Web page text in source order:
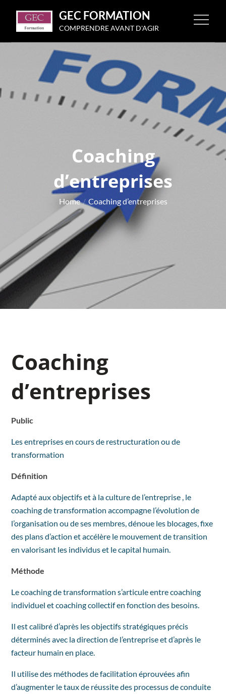
content
GEC FORMATION
COMPRENDRE AVANT D'AGIR
Coaching
d’entreprises
Home Coaching d’entreprises
Coaching
d’entreprises
Public
Les entreprises en cours de restructuration ou de
transformation
Définition
Adapté aux objectifs et à la culture de l’entreprise , le
coaching de transformation accompagne l’évolution de
l’organisation ou de ses membres, dénoue les blocages, fixe
des plans d’action et accélère le mouvement de transition
en valorisant les individus et le capital humain.
Méthode
Le coaching de transformation s’articule entre coaching
individuel et coaching collectif en fonction des besoins.
Il est calibré d’après les objectifs stratégiques précis
déterminés avec la direction de l’entreprise et d’après le
facteur humain en place.
Il utilise des méthodes de facilitation éprouvées afin
d’augmenter le taux de réussite des processus de conduite